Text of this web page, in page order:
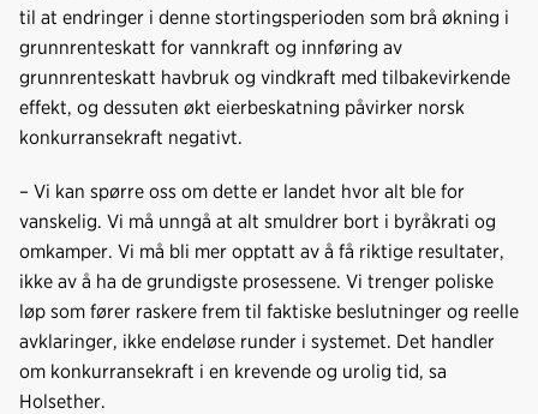
o
I
til at endringer i denne stortingsperioden som brå økning i
grunnrenteskatt for vannkraft og innføring av
grunnrenteskatt havbruk og vindkraft med tilbakevirkende
effekt, og dessuten økt eierbeskatning påvirker norsk
konkurransekraft negativt.
– Vi kan spørre oss om dette er landet hvor alt ble for
vanskelig. Vi må unngå at alt smuldrer bort i byråkrati og
omkamper. Vi må bli mer opptatt av å få riktige resultater,
ikke av å ha de grundigste prosessene. Vi trenger poliske
løp som fører raskere frem til faktiske beslutninger og reelle
avklaringer, ikke endeløse runder i systemet. Det handler
om konkurransekraft i en krevende og urolig tid, sa
Holsether.